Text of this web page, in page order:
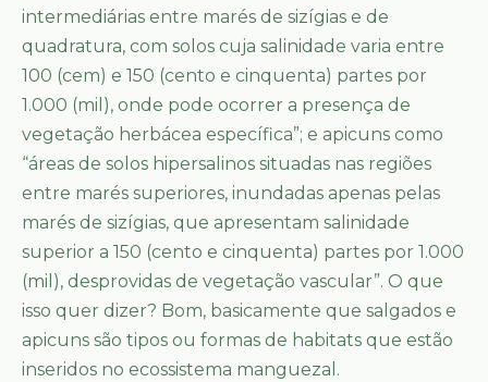
intermediárias entre marés de sizígias e de
quadratura, com solos cuja salinidade varia entre
100 (cem) e 150 (cento e cinquenta) partes por
1.000 (mil), onde pode ocorrer a presença de
vegetação herbácea específica”; e apicuns como
“áreas de solos hipersalinos situadas nas regiões
entre marés superiores, inundadas apenas pelas
marés de sizígias, que apresentam salinidade
superior a 150 (cento e cinquenta) partes por 1.000
(mil), desprovidas de vegetação vascular”. O que
isso quer dizer? Bom, basicamente que salgados e
apicuns são tipos ou formas de habitats que estão
inseridos no ecossistema manguezal.